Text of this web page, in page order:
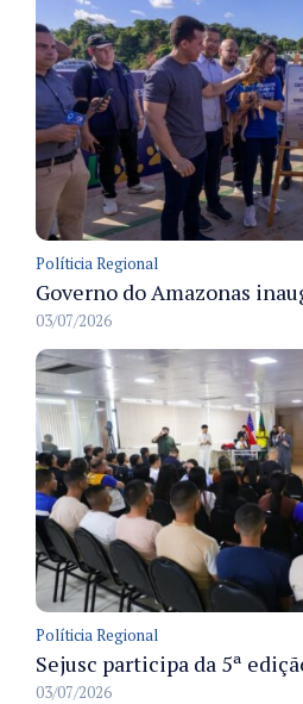
Políticia Regional
03/07/2026
Políticia Regional
03/07/2026